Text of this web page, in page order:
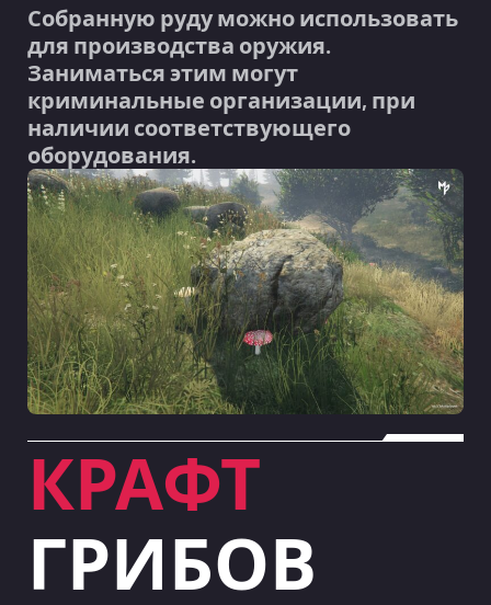
Собранную руду можно использовать
для производства оружия.
Заниматься этим могут
криминальные организации, при
наличии соответствующего
оборудования.
КРАФТ
ГРИБОВ